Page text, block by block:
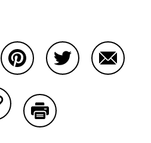
Copy Linkで共有する